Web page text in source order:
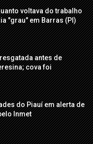
voltava do trabalho
"grau" em Barras (PI)
antes de
cova foi
do Piauí em alerta de
Inmet